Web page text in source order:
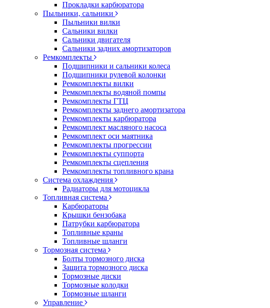
Прокладки карбюратора
Пыльники, сальники
Пыльники вилки
Сальники вилки
Сальники двигателя
Сальники задних амортизаторов
Ремкомплекты
Подшипники и сальники колеса
Подшипники рулевой колонки
Ремкомплекты вилки
Ремкомплекты водяной помпы
Ремкомплекты ГТЦ
Ремкомплекты заднего амортизатора
Ремкомплекты карбюратора
Ремкомплект масляного насоса
Ремкомплект оси маятника
Ремкомплекты прогрессии
Ремкомплекты суппорта
Ремкомплекты сцепления
Ремкомплекты топливного крана
Система охлаждения
Радиаторы для мотоцикла
Топливная система
Карбюраторы
Крышки бензобака
Патрубки карбюратора
Топливные краны
Топливные шланги
Тормозная система
Болты тормозного диска
Защита тормозного диска
Тормозные диски
Тормозные колодки
Тормозные шланги
Управление